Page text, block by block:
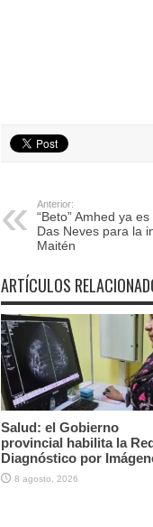
Anterior:
“Beto” Amhed ya
Das Neves para la
Maitén
ARTÍCULOS
Salud: el Gobierno
provincial habilita la
Diagnóstico por
8 agosto, 2026